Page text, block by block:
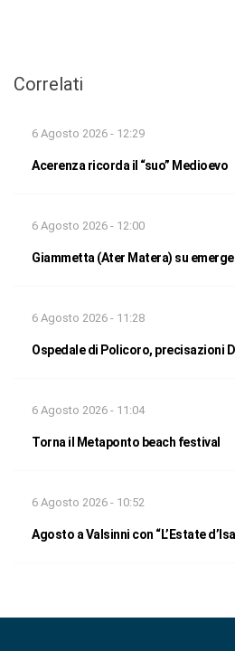
Correlati
6 Agosto 2026 - 12:29
Acerenza ricorda il “suo” Medioevo
6 Agosto 2026 - 12:00
Giammetta (Ater Matera) su
6 Agosto 2026 - 11:28
Ospedale di Policoro, precisazioni
6 Agosto 2026 - 11:04
Torna il Metaponto beach festival
6 Agosto 2026 - 10:52
Agosto a Valsinni con “L’Estate